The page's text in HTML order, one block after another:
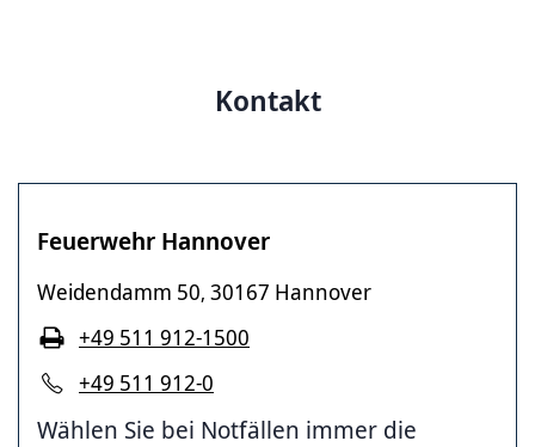
Kontakt
Feuerwehr Hannover
Weidendamm 50, 30167 Hannover
+49 511 912-0
+49 511 912-1500
Wählen Sie bei Notfällen immer die